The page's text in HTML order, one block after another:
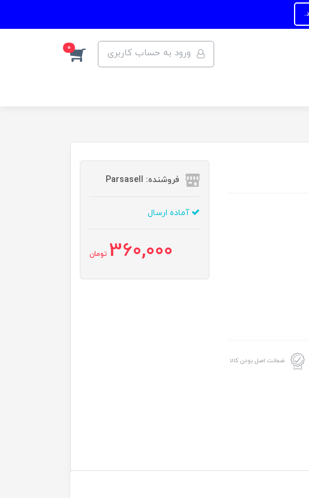
ورود به حساب کاربری 0
ضمانت اصل بودن کالا
فروشنده: Parsasell
آماده ارسال
360,000 تومان